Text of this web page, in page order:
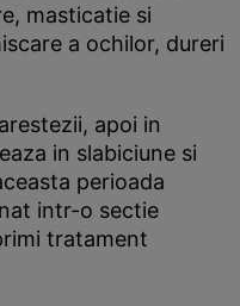
masticatie si
a ochilor, dureri
apoi in
in slabiciune si
perioada
intr-o sectie
tratament